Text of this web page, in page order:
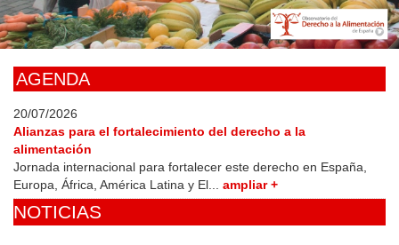
Skip
to
main
AGENDA
20/07/2026
Alianzas para el fortalecimiento del derecho a la
alimentación
Jornada internacional para fortalecer este derecho en España,
Europa, África, América Latina y El... ampliar +
NOTICIAS